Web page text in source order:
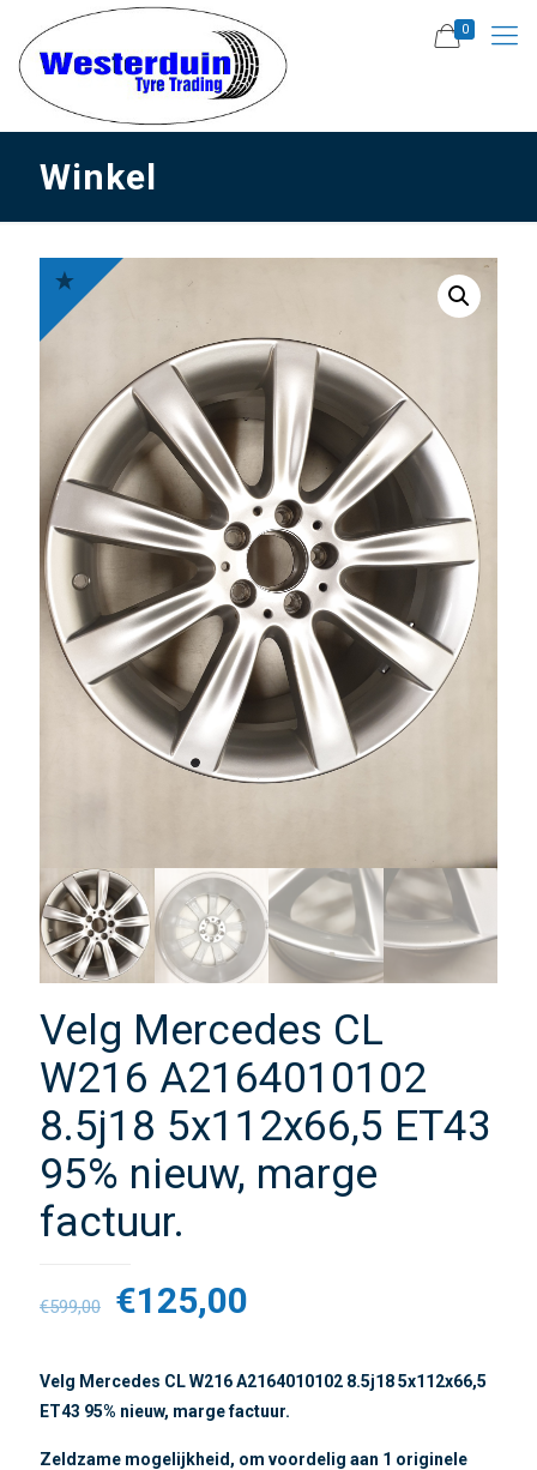
0
Winkel
Velg Mercedes CL
W216 A2164010102
8.5j18 5x112x66,5 ET43
95% nieuw, marge
factuur.
€599,00 €125,00
Velg Mercedes CL W216 A2164010102 8.5j18 5x112x66,5
ET43 95% nieuw, marge factuur.
Zeldzame mogelijkheid, om voordelig aan 1 originele